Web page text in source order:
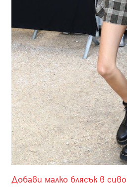
Добави малко блясък в